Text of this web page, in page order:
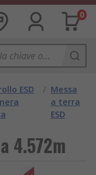
0
ESD
/ Messa
a terra
ESD
4.572m